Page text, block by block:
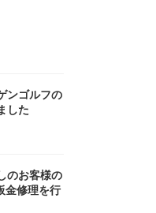
ンゴルフの
した
のお客様の
金修理を行